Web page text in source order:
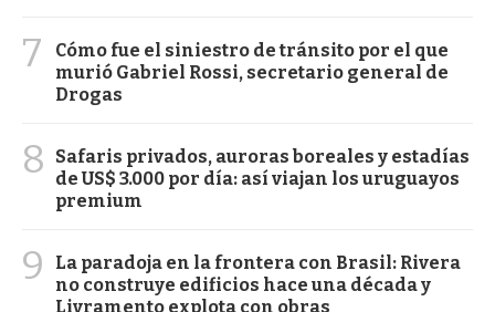
7
Cómo fue el siniestro de tránsito por el que
murió Gabriel Rossi, secretario general de
Drogas
8
Safaris privados, auroras boreales y estadías
de US$ 3.000 por día: así viajan los uruguayos
premium
9
La paradoja en la frontera con Brasil: Rivera
no construye edificios hace una década y
Livramento explota con obras